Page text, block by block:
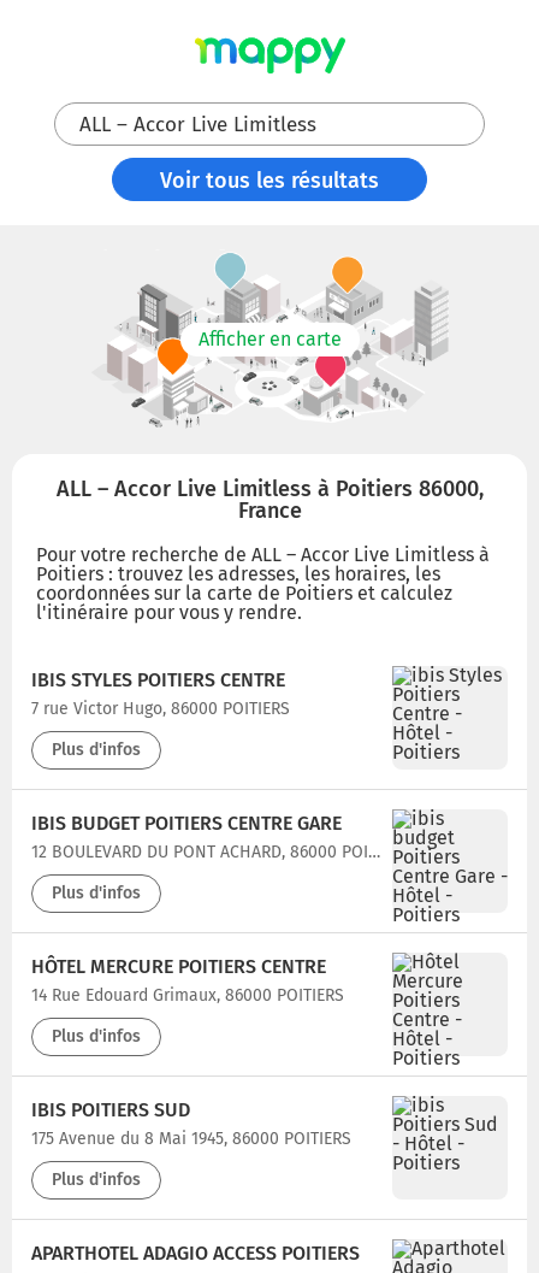
ALL – Accor Live Limitless
Voir tous les résultats
Afficher en carte
ALL – Accor Live Limitless à Poitiers 86000,
France
Pour votre recherche de ALL – Accor Live Limitless à
Poitiers : trouvez les adresses, les horaires, les
coordonnées sur la carte de Poitiers et calculez
l'itinéraire pour vous y rendre.
IBIS STYLES POITIERS CENTRE
7 rue Victor Hugo, 86000 POITIERS
Plus d'infos
IBIS BUDGET POITIERS CENTRE GARE
12 BOULEVARD DU PONT ACHARD, 86000 POITIERS
Plus d'infos
HÔTEL MERCURE POITIERS CENTRE
14 Rue Edouard Grimaux, 86000 POITIERS
Plus d'infos
IBIS POITIERS SUD
175 Avenue du 8 Mai 1945, 86000 POITIERS
Plus d'infos
APARTHOTEL ADAGIO ACCESS POITIERS